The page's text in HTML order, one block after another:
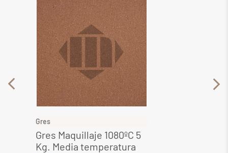
Gres
Gres Maquillaje 1080ºC 5
Kg. Media temperatura